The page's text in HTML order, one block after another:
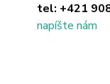
tel: +421
napíšte nám